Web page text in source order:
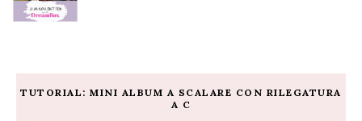
TUTORIAL: MINI ALBUM A SCALARE CON RILEGATURA
A C